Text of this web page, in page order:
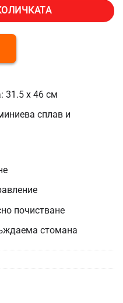
31.5 x 46 см
сплав и
почистване
стомана